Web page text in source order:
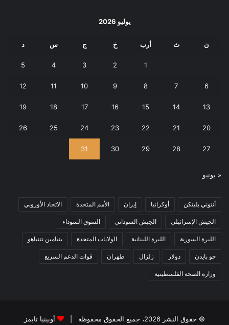
يوليو 2026
ن ث أرب خ ج س د
1
2
3
4
5
6
7
8
9
10
11
12
13
14
15
16
17
18
19
20
21
22
23
24
25
26
27
28
29
30
31
« يونيو
أنتوني بلينكن أوكرانيا إيران الأمم المتحدة الاتحاد الأوروبي
الجيش الإسرائيلي الجيش السوداني السوق السوداء
الليرة السورية الليرة اللبنانية الولايات المتحدة بنيامين نتنياهو
جو بايدن دولار زلزال طهران قوات الدعم السريع
وزارة الصحة الفلسطينية
© حقوق النشر 2026، جميع الحقوق محفوظة | أوبينيا تايمز